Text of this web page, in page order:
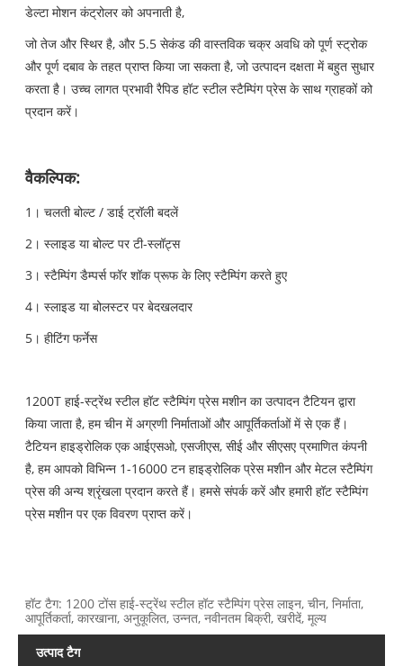
डेल्टा मोशन कंट्रोलर को अपनाती है,
जो तेज और स्थिर है, और 5.5 सेकंड की वास्तविक चक्र अवधि को पूर्ण स्ट्रोक
और पूर्ण दबाव के तहत प्राप्त किया जा सकता है, जो उत्पादन दक्षता में बहुत सुधार
करता है। उच्च लागत प्रभावी रैपिड हॉट स्टील स्टैम्पिंग प्रेस के साथ ग्राहकों को
प्रदान करें।
वैकल्पिक:
1। चलती बोल्ट / डाई ट्रॉली बदलें
2। स्लाइड या बोल्ट पर टी-स्लॉट्स
3। स्टैम्पिंग डैम्पर्स फॉर शॉक प्रूफ के लिए स्टैम्पिंग करते हुए
4। स्लाइड या बोलस्टर पर बेदखलदार
5। हीटिंग फर्नेस
1200T हाई-स्ट्रेंथ स्टील हॉट स्टैम्पिंग प्रेस मशीन का उत्पादन टैटियन द्वारा
किया जाता है, हम चीन में अग्रणी निर्माताओं और आपूर्तिकर्ताओं में से एक हैं।
टैटियन हाइड्रोलिक एक आईएसओ, एसजीएस, सीई और सीएसए प्रमाणित कंपनी
है, हम आपको विभिन्न 1-16000 टन हाइड्रोलिक प्रेस मशीन और मेटल स्टैम्पिंग
प्रेस की अन्य श्रृंखला प्रदान करते हैं। हमसे संपर्क करें और हमारी हॉट स्टैम्पिंग
प्रेस मशीन पर एक विवरण प्राप्त करें।
हॉट टैग: 1200 टोंस हाई-स्ट्रेंथ स्टील हॉट स्टैम्पिंग प्रेस लाइन, चीन, निर्माता,
आपूर्तिकर्ता, कारखाना, अनुकूलित, उन्नत, नवीनतम बिक्री, खरीदें, मूल्य
उत्पाद टैग